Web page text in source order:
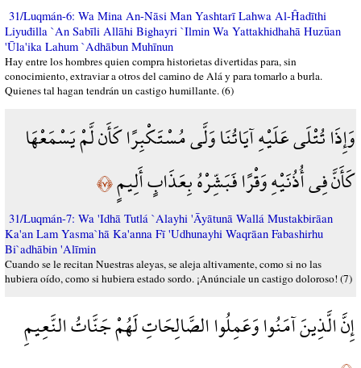
31/Luqmán-6: Wa Mina An-Nāsi Man Yashtarī Lahwa Al-Ĥadīthi
Liyuđilla `An Sabīli Allāhi Bighayri `Ilmin Wa Yattakhidhahā Huzūan
'Ūla'ika Lahum `Adhābun Muhīnun
Hay entre los hombres quien compra historietas divertidas para, sin
conocimiento, extraviar a otros del camino de Alá y para tomarlo a burla.
Quienes tal hagan tendrán un castigo humillante. (6)
وَإِذَا تُتْلَى عَلَيْهِ آيَاتُنَا وَلَّى مُسْتَكْبِرًا كَأَن لَّمْ يَسْمَعْهَا
كَأَنَّ فِي أُذُنَيْهِ وَقْرًا فَبَشِّرْهُ بِعَذَابٍ أَلِيمٍ﴿٧﴾
31/Luqmán-7: Wa 'Idhā Tutlá `Alayhi 'Āyātunā Wallá Mustakbirāan
Ka'an Lam Yasma`hā Ka'anna Fī 'Udhunayhi Waqrāan Fabashirhu
Bi`adhābin 'Alīmin
Cuando se le recitan Nuestras aleyas, se aleja altivamente, como si no las
hubiera oído, como si hubiera estado sordo. ¡Anúnciale un castigo doloroso! (7)
إِنَّ الَّذِينَ آمَنُوا وَعَمِلُوا الصَّالِحَاتِ لَهُمْ جَنَّاتُ النَّعِيمِ